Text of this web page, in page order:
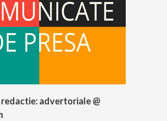
advertoriale @